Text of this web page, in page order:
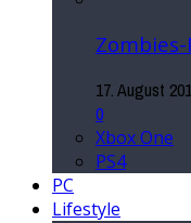
17. August
0
Xbox One
PS4
PC
Lifestyle